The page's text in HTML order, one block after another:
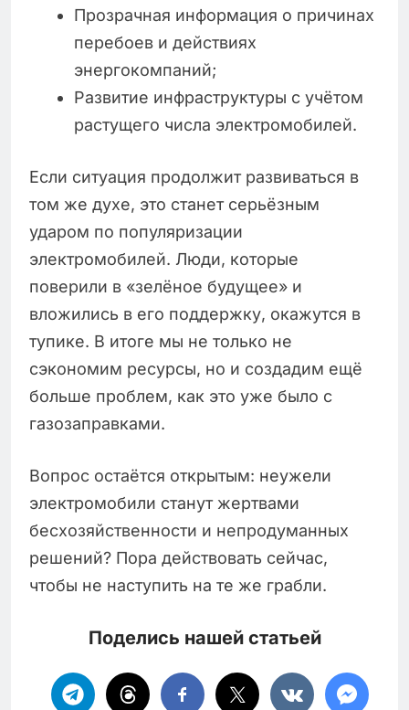
Прозрачная информация о причинах
перебоев и действиях
энергокомпаний;
Развитие инфраструктуры с учётом
растущего числа электромобилей.
Если ситуация продолжит развиваться в
том же духе, это станет серьёзным
ударом по популяризации
электромобилей. Люди, которые
поверили в «зелёное будущее» и
вложились в его поддержку, окажутся в
тупике. В итоге мы не только не
сэкономим ресурсы, но и создадим ещё
больше проблем, как это уже было с
газозаправками.
Вопрос остаётся открытым: неужели
электромобили станут жертвами
бесхозяйственности и непродуманных
решений? Пора действовать сейчас,
чтобы не наступить на те же грабли.
Поделись нашей статьей